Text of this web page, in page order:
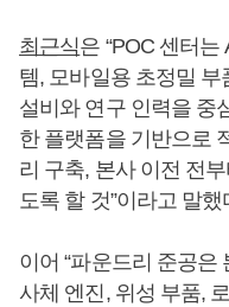
최근식은 “POC 센터
템, 모바일용 초정밀
설비와 연구 인력을 중
한 플랫폼을 기반으로
리 구축, 본사 이전 전
도록 할 것”이라고 말했
이어 “파운드리 준공은
사체 엔진, 위성 부품,